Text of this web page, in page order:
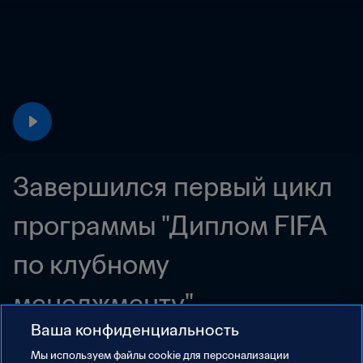
Завершился первый цикл
программы "Диплом FIFA
по клубному
менеджменту"
Ваша конфиденциальность
Мы используем файлы сookie для персонализации